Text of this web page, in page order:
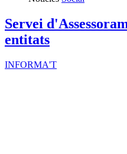
Servei
entitats
INFORMA'T